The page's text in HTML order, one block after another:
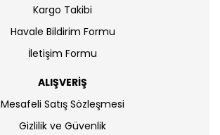
Kargo Takibi
Havale Bildirim Formu
İletişim Formu
ALIŞVERİŞ
Mesafeli Satış Sözleşmesi
Gizlilik ve Güvenlik